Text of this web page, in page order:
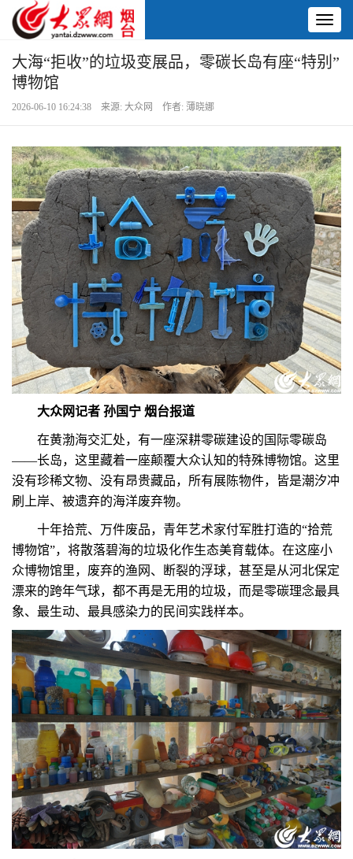
大海“拒收”的垃圾变展品，零碳长岛有座“特别”
博物馆
2026-06-10 16:24:38 来源: 大众网 作者: 薄晓娜
大众网记者 孙国宁 烟台报道
在黄渤海交汇处，有一座深耕零碳建设的国际零碳岛
——长岛，这里藏着一座颠覆大众认知的特殊博物馆。这里
没有珍稀文物、没有昂贵藏品，所有展陈物件，皆是潮汐冲
刷上岸、被遗弃的海洋废弃物。
十年拾荒、万件废品，青年艺术家付军胜打造的“拾荒
博物馆”，将散落碧海的垃圾化作生态美育载体。在这座小
众博物馆里，废弃的渔网、断裂的浮球，甚至是从河北保定
漂来的跨年气球，都不再是无用的垃圾，而是零碳理念最具
象、最生动、最具感染力的民间实践样本。